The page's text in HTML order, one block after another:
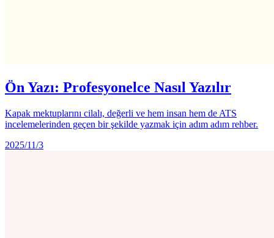
Ön Yazı: Profesyonelce Nasıl Yazılır
Kapak mektuplarını cilalı, değerli ve hem insan hem de ATS
incelemelerinden geçen bir şekilde yazmak için adım adım rehber.
2025/11/3